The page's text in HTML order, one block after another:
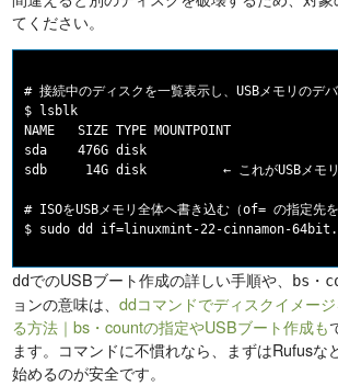
てください。
# 接続中のディスクを一覧表示し、USBメモリのデ
$ lsblk
NAME   SIZE TYPE MOUNTPOINT
sda    476G disk
sdb     14G disk          ← これがUSBメモリ
# ISOをUSBメモリ全体へ書き込む（of= の指定先を
ddでのUSBブート作成の詳しい手順や、 bs ・
ョンの意味は、ddコマンドでディスクイメー
る方法｜bs・countの指定やUSBブート作成も
ます。コマンドに不慣れなら、まずはRufusな
始めるのが安全です。